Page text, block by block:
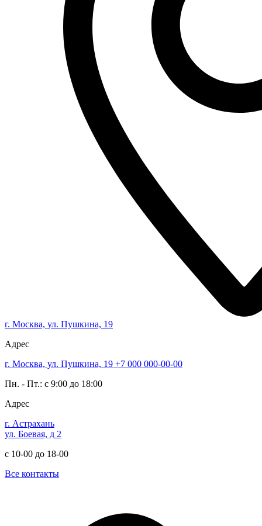
г. Москва, ул. Пушкина, 19
Адрес
г. Москва, ул. Пушкина, 19 +7 000 000-00-00
Пн. - Пт.: с 9:00 до 18:00
Адрес
г. Астрахань
ул. Боевая, д 2
с 10-00 до 18-00
Все контакты